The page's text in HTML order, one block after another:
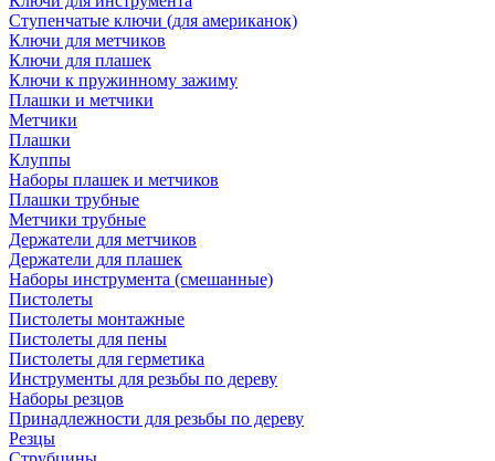
Ступенчатые ключи (для американок)
Ключи для метчиков
Ключи для плашек
Ключи к пружинному зажиму
Плашки и метчики
Метчики
Плашки
Клуппы
Наборы плашек и метчиков
Плашки трубные
Метчики трубные
Держатели для метчиков
Держатели для плашек
Наборы инструмента (смешанные)
Пистолеты
Пистолеты монтажные
Пистолеты для пены
Пистолеты для герметика
Инструменты для резьбы по дереву
Наборы резцов
Принадлежности для резьбы по дереву
Резцы